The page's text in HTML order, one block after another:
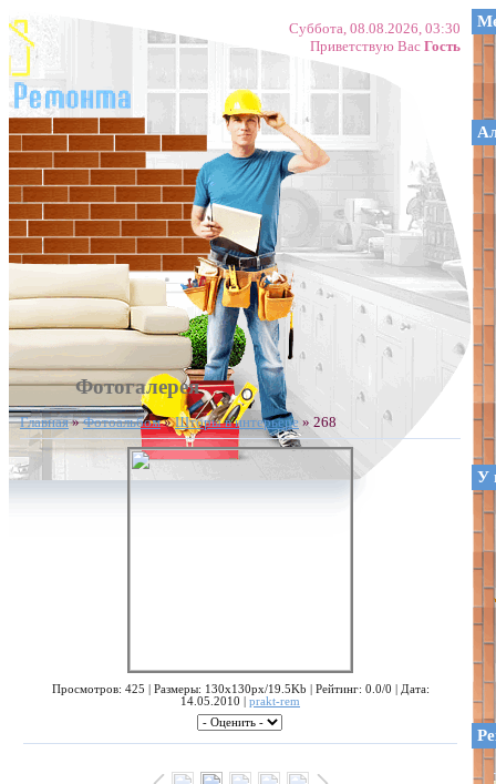
Суббота, 08.08.2026, 03:30
Приветствую Вас Гость
Фотогалерея
Главная»Фотоальбом»Шторы в интерьере » 268
Просмотров: 425 | Размеры: 130x130px/19.5Kb | Рейтинг: 0.0/0 | Дата:
14.05.2010 | prakt-rem
У